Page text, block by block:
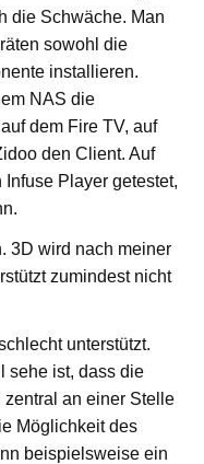
die Schwäche. Man
sowohl die
installieren.
NAS die
dem Fire TV, auf
den Client. Auf
Player getestet,
3D wird nach meiner
zumindest nicht
unterstützt.
sehe ist, dass die
zentral an einer Stelle
Möglichkeit des
beispielsweise ein